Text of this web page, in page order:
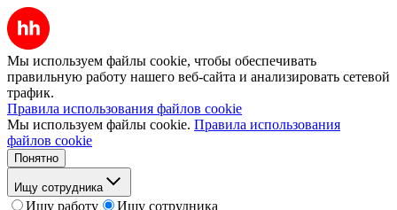
Мы используем файлы cookie, чтобы обеспечивать
правильную работу нашего веб-сайта и анализировать сетевой
трафик.
Правила использования файлов cookie
Мы используем файлы cookie. Правила использования
файлов cookie
Понятно
Ищу сотрудника
Ищу работу
Ищу сотрудника